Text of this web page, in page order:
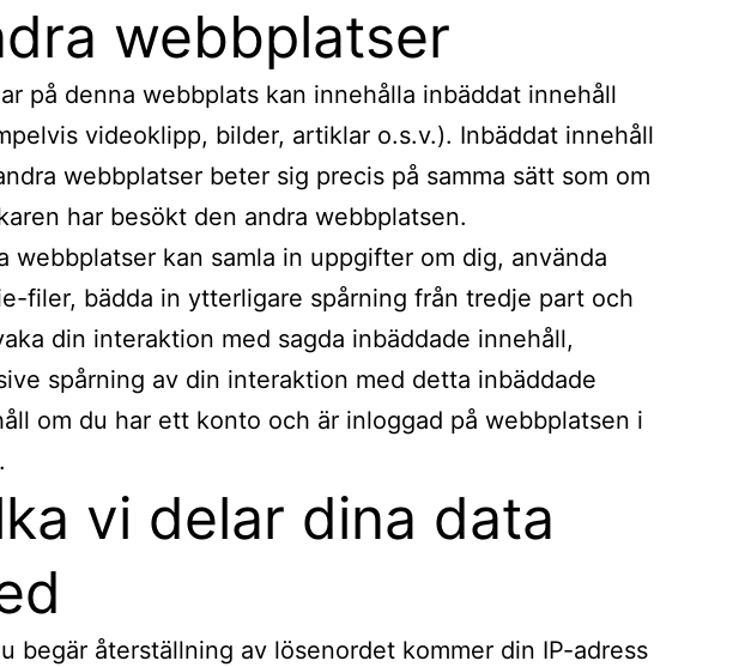
webbplatser
på denna webbplats kan innehålla inbäddat innehåll
videoklipp, bilder, artiklar o.s.v.). Inbäddat innehåll
webbplatser beter sig precis på samma sätt som om
har besökt den andra webbplatsen.
webbplatser kan samla in uppgifter om dig, använda
filer, bädda in ytterligare spårning från tredje part och
din interaktion med sagda inbäddade innehåll,
spårning av din interaktion med detta inbäddade
om du har ett konto och är inloggad på webbplatsen i
vi delar dina data
begär återställning av lösenordet kommer din IP-adress